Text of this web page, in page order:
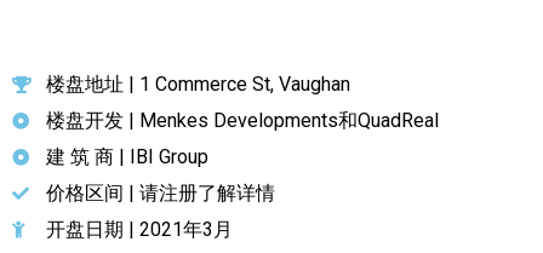
楼盘地址 | 1 Commerce St, Vaughan
楼盘开发 | Menkes Developments和QuadReal
建 筑 商 | IBI Group
价格区间 | 请注册了解详情
开盘日期 | 2021年3月